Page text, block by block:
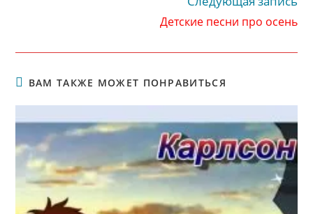
Детские песни про осень
ВАМ ТАКЖЕ МОЖЕТ ПОНРАВИТЬСЯ